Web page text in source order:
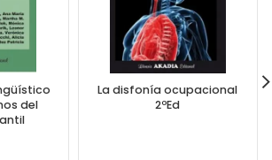
del
La disfonía ocupacional
2ºEd